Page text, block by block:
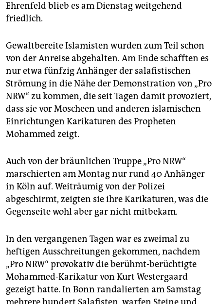
Ehrenfeld blieb es am Dienstag weitgehend
friedlich.
Gewaltbereite Islamisten wurden zum Teil schon
von der Anreise abgehalten. Am Ende schafften es
nur etwa fünfzig Anhänger der salafistischen
Strömung in die Nähe der Demonstration von „Pro
NRW“ zu kommen, die seit Tagen damit provoziert,
dass sie vor Moscheen und anderen islamischen
Einrichtungen Karikaturen des Propheten
Mohammed zeigt.
Auch von der bräunlichen Truppe „Pro NRW“
marschierten am Montag nur rund 40 Anhänger
in Köln auf. Weiträumig von der Polizei
abgeschirmt, zeigten sie ihre Karikaturen, was die
Gegenseite wohl aber gar nicht mitbekam.
In den vergangenen Tagen war es zweimal zu
heftigen Ausschreitungen gekommen, nachdem
„Pro NRW“ provokativ die berühmt-berüchtigte
Mohammed-Karikatur von Kurt Westergaard
gezeigt hatte. In Bonn randalierten am Samstag